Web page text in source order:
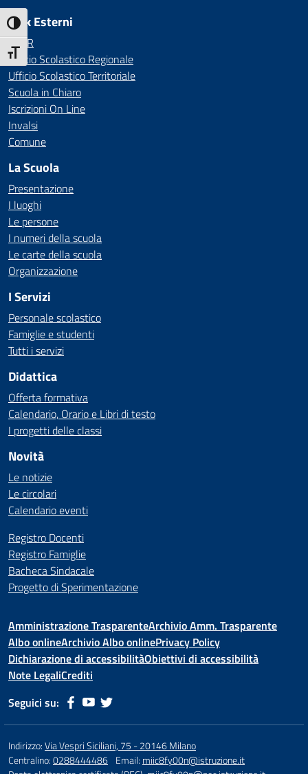
Attiva/disattiva alto contrasto
Attiva/disattiva dimensione testo
Link Esterni
MIUR
Ufficio Scolastico Regionale
Ufficio Scolastico Territoriale
Scuola in Chiaro
Iscrizioni On Line
Invalsi
Comune
La Scuola
Presentazione
I luoghi
Le persone
I numeri della scuola
Le carte della scuola
Organizzazione
I Servizi
Personale scolastico
Famiglie e studenti
Tutti i servizi
Didattica
Offerta formativa
Calendario, Orario e Libri di testo
I progetti delle classi
Novità
Le notizie
Le circolari
Calendario eventi
Registro Docenti
Registro Famiglie
Bacheca Sindacale
Progetto di Sperimentazione
Amministrazione TrasparenteArchivio Amm. Trasparente
Albo onlineArchivio Albo onlinePrivacy Policy
Dichiarazione di accessibilitàObiettivi di accessibilità
Note LegaliCrediti
Seguici su:
Indirizzo:Via Vespri Siciliani, 75 - 20146 Milano
Centralino:0288444486 Email: miic8fy00n@istruzione.it